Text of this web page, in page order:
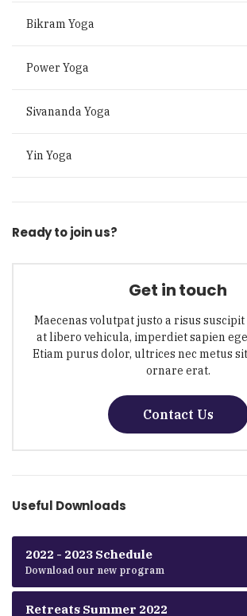
Bikram Yoga
Power Yoga
Sivananda Yoga
Yin Yoga
Ready to join us?
Get in touch
Maecenas volutpat justo a risus suscipit
at libero vehicula, imperdiet sapien
Etiam purus dolor, ultrices nec metus
ornare erat.
Contact Us
Useful Downloads
2022 - 2023 Schedule
Download our new program
Retreats Summer 2022